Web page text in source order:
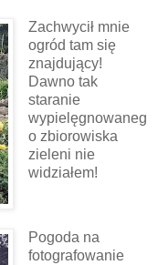
Zachwycił mnie
ogród tam się
znajdujący!
Dawno tak
staranie
wypielęgnowaneg
o zbiorowiska
zieleni nie
widziałem!
Pogoda na
fotografowanie